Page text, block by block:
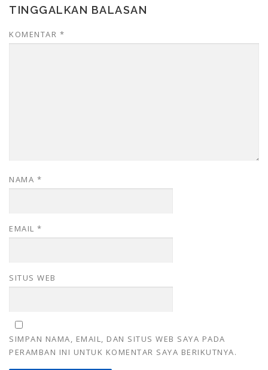
TINGGALKAN BALASAN
KOMENTAR *
NAMA *
EMAIL *
SITUS WEB
SIMPAN NAMA, EMAIL, DAN SITUS WEB SAYA PADA
PERAMBAN INI UNTUK KOMENTAR SAYA BERIKUTNYA.